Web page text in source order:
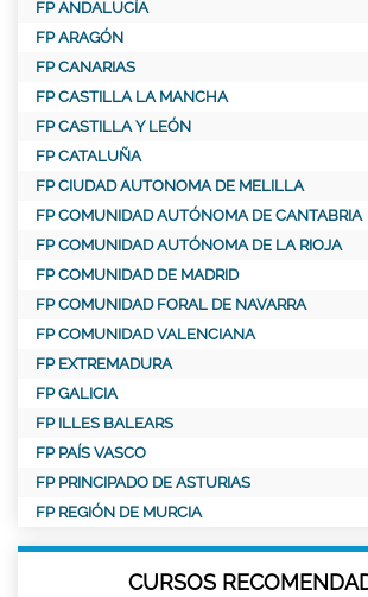
FP ANDALUCÍA
FP ARAGÓN
FP CANARIAS
FP CASTILLA LA MANCHA
FP CASTILLA Y LEÓN
FP CATALUÑA
FP CIUDAD AUTONOMA DE MELILLA
FP COMUNIDAD AUTÓNOMA DE CANTABRIA
FP COMUNIDAD AUTÓNOMA DE LA RIOJA
FP COMUNIDAD DE MADRID
FP COMUNIDAD FORAL DE NAVARRA
FP COMUNIDAD VALENCIANA
FP EXTREMADURA
FP GALICIA
FP ILLES BALEARS
FP PAÍS VASCO
FP PRINCIPADO DE ASTURIAS
FP REGIÓN DE MURCIA
CURSOS